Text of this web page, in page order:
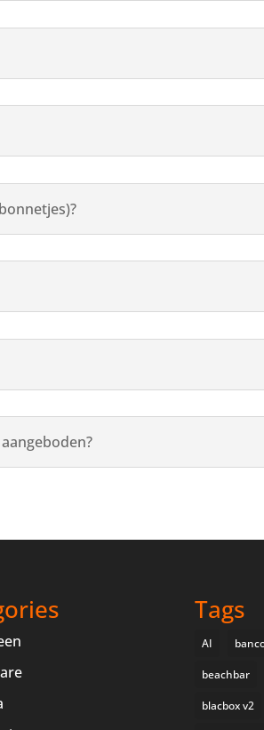
Tags
AI
beachbar
blacbox v2